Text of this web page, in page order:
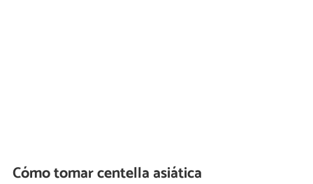
Cómo tomar centella asiática